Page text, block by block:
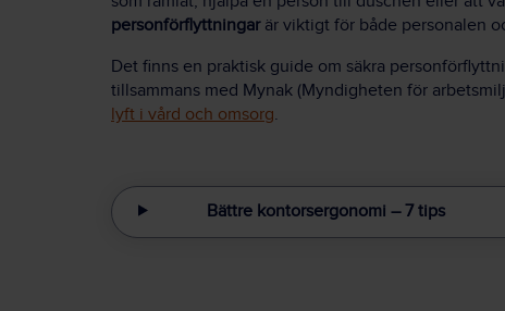
personförflyttningarär viktigt för både personalen
Det finns en praktisk guide om säkra
tillsammans med Mynak (Myndigheten för
lyft i vård och omsorg.
Bättre kontorsergonomi – 7 tips